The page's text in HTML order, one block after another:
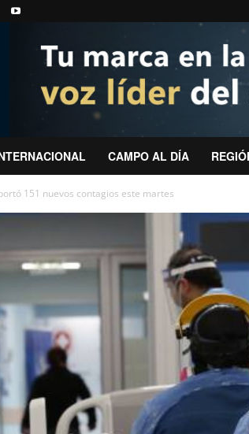
CAMPO AL DÍA
151 nuevos contagios este martes